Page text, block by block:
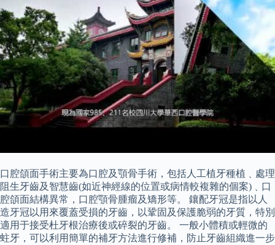
口腔頜面手術主要為口腔及顎骨手術，包括人工植牙種植﹑處理
阻生牙齒及智慧齒(如近神經線的位置或病情較複雜的個案)﹑口
腔頜面結構異常，口腔顎骨腫瘤及矯形等。 鑲配牙冠是指以人
造牙冠以用來覆蓋受損的牙齒，以鞏固及保護脆弱的牙質，特別
適用于接受杜牙根治療後或碎裂的牙齒。 一般小體積或輕微的
蛀牙，可以利用簡單的補牙方法進行修補，防止牙齒組織進一步